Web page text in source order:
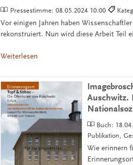
Pressestimme: 08.05.2024 10:00
Vor einigen Jahren haben
rekonstruiert. Nun wird diese Arbeit Teil
Weiterlesen
Auschwitz.
Buch:
Publikation,
Wie erinnern